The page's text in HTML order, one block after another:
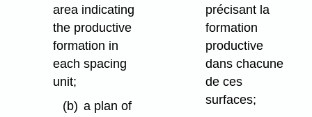
area indicating
the productive
formation in
each spacing
unit;
(b) a plan of
précisant la
formation
productive
dans chacune
de ces
surfaces;